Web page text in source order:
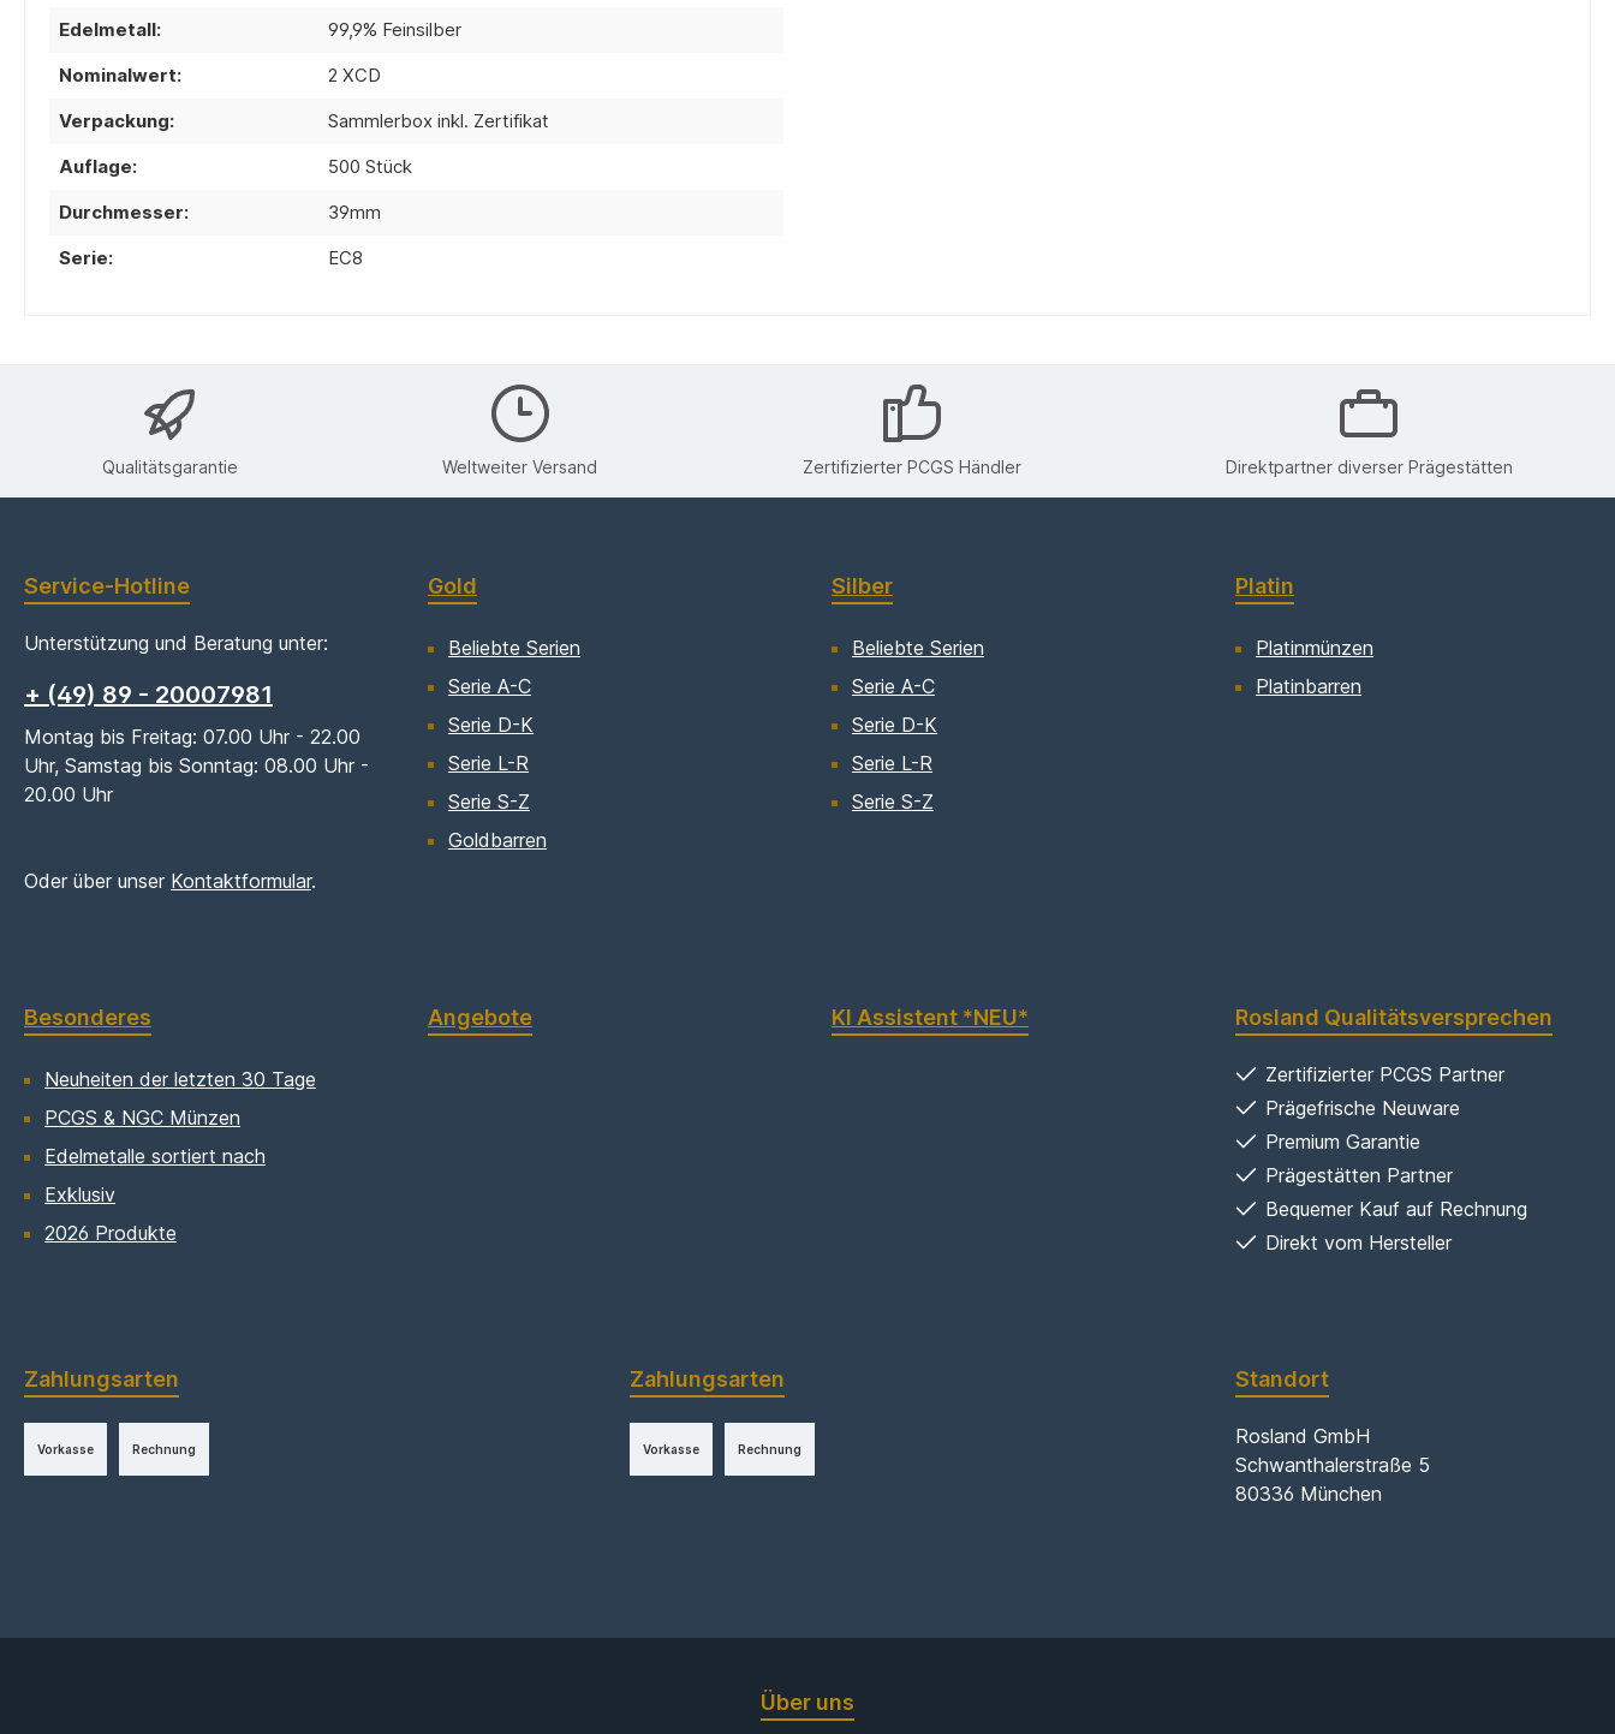
Edelmetall:
99,9% Feinsilber
Nominalwert:
2 XCD
Verpackung:
Sammlerbox inkl. Zertifikat
Auflage:
500 Stück
Durchmesser:
39mm
Serie:
EC8
Qualitätsgarantie Weltweiter Versand Zertifizierter PCGS Händler Direktpartner diverser Prägestätten
Service-Hotline
Unterstützung und Beratung unter:
+ (49) 89 - 20007981
Montag bis Freitag: 07.00 Uhr - 22.00
Uhr, Samstag bis Sonntag: 08.00 Uhr -
20.00 Uhr
Oder über unser Kontaktformular.
Gold
Beliebte Serien
Serie A-C
Serie D-K
Serie L-R
Serie S-Z
Goldbarren
Silber
Beliebte Serien
Serie A-C
Serie D-K
Serie L-R
Serie S-Z
Platin
Platinmünzen
Platinbarren
Besonderes
Neuheiten der letzten 30 Tage
PCGS & NGC Münzen
Edelmetalle sortiert nach
Exklusiv
2026 Produkte
Angebote KI Assistent *NEU* Rosland Qualitätsversprechen
Zertifizierter PCGS Partner
Prägefrische Neuware
Premium Garantie
Prägestätten Partner
Bequemer Kauf auf Rechnung
Direkt vom Hersteller
Zahlungsarten
Vorkasse Rechnung
Zahlungsarten
Vorkasse Rechnung
Standort
Rosland GmbH
Schwanthalerstraße 5
80336 München
Über uns